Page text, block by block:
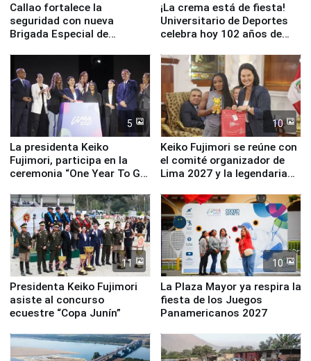
Callao fortalece la
seguridad con nueva
Brigada Especial de
equipamiento para
Serenazgo
¡La crema está de fiesta!
Universitario de Deportes
celebra hoy 102 años de
5
La presidenta Keiko
Fujimori, participa en la
ceremonia “One Year To Go
10
Keiko Fujimori se reúne con
el comité organizador de
Lima 2027 y la legendaria
11
Presidenta Keiko Fujimori
asiste al concurso
ecuestre “Copa Junín”
10
La Plaza Mayor ya respira la
fiesta de los Juegos
Panamericanos 2027